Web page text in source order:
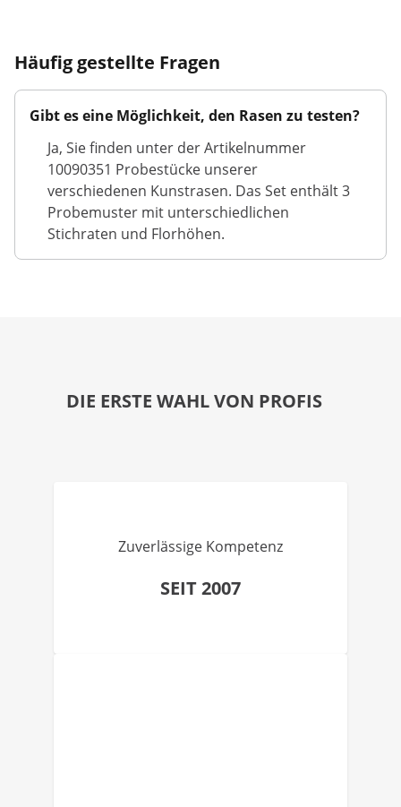
Häufig gestellte Fragen
Gibt es eine Möglichkeit, den Rasen zu testen?
Ja, Sie finden unter der Artikelnummer
10090351 Probestücke unserer
verschiedenen Kunstrasen. Das Set enthält 3
Probemuster mit unterschiedlichen
Stichraten und Florhöhen.
DIE ERSTE WAHL VON PROFIS
Zuverlässige Kompetenz
SEIT 2007